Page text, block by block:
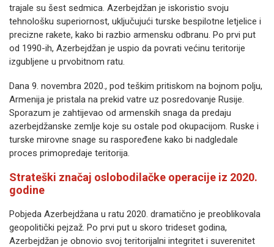
trajale su šest sedmica. Azerbejdžan je iskoristio svoju
tehnološku superiornost, uključujući turske bespilotne letjelice i
precizne rakete, kako bi razbio armensku odbranu. Po prvi put
od 1990-ih, Azerbejdžan je uspio da povrati većinu teritorije
izgubljene u prvobitnom ratu.
Dana 9. novembra 2020., pod teškim pritiskom na bojnom polju,
Armenija je pristala na prekid vatre uz posredovanje Rusije.
Sporazum je zahtijevao od armenskih snaga da predaju
azerbejdžanske zemlje koje su ostale pod okupacijom. Ruske i
turske mirovne snage su raspoređene kako bi nadgledale
proces primopredaje teritorija.
Strateški značaj oslobodilačke operacije iz 2020.
godine
Pobjeda Azerbejdžana u ratu 2020. dramatično je preoblikovala
geopolitički pejzaž. Po prvi put u skoro trideset godina,
Azerbejdžan je obnovio svoj teritorijalni integritet i suverenitet